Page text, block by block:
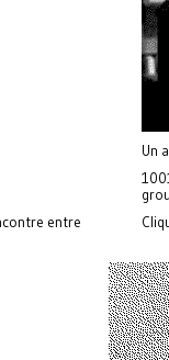
entre
Un